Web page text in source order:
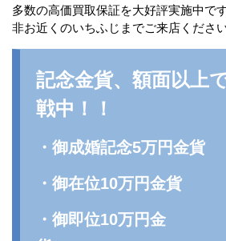
多数の高価買取保証を大好評実施中で
非お近くのいちふじまでご来店くださ
記念金貨、額面以上
戦中！！
・御成婚記念5万円金貨
・御在位10万円金貨
・御即位10万円金